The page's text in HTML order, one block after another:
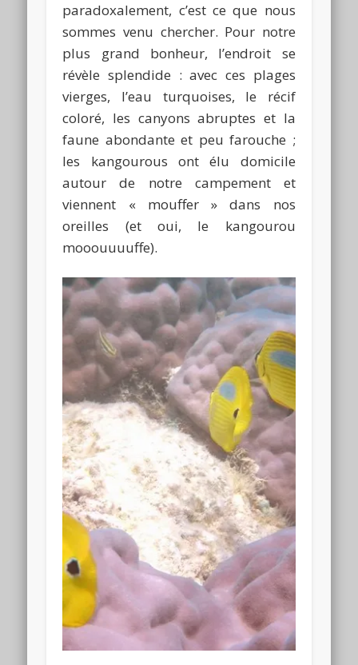
paradoxalement, c’est ce que nous
sommes venu chercher. Pour notre
plus grand bonheur, l’endroit se
révèle splendide : avec ces plages
vierges, l’eau turquoises, le récif
coloré, les canyons abruptes et la
faune abondante et peu farouche ;
les kangourous ont élu domicile
autour de notre campement et
viennent « mouffer » dans nos
oreilles (et oui, le kangourou
mooouuuuffe).